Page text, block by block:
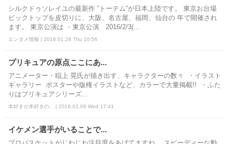
シルクドゥソレイユの最新作 ”トーテム”が日本上陸です。 東京お台場
ビックトップを皮切りに、大阪、名古屋、福岡、仙台の 年で開催され
ます。 東京公演は ・東京公演 2016/2/3(...
エンタメ情報 | 2016.01.28 Thu 10:56
プリキュアの原点ここにあ...
アニメーター・稲上 晃氏が描き出す、キャラクターの数々 ・イラスト
ギャラリー ポスターや版権イラストなど、カラーで大量掲載!! ・ふた
りはプリキュアシリーズ...
本好きが本好きの... | 2016.01.06 Wed 17:41
イケメン選手がいることで...